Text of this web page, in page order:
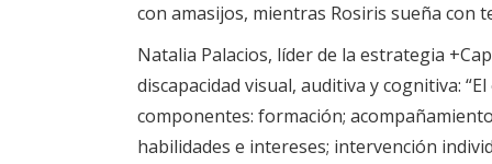
con amasijos, mientras Rosiris sueña con
Natalia Palacios, líder de la estrategia
discapacidad visual, auditiva y cognitiva:
componentes: formación;
habilidades e intereses; intervención